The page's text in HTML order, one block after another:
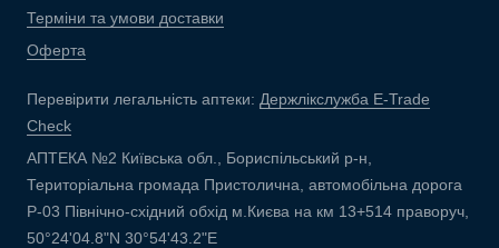
Терміни та умови доставки
Оферта
Перевірити легальність аптеки: Держлікслужба E-Trade
Check
АПТЕКА №2 Київська обл., Бориспільський р-н,
Територіальна громада Пристолична, автомобільна дорога
Р-03 Північно-східний обхід м.Києва на км 13+514 праворуч,
50°24'04.8"N 30°54'43.2"E